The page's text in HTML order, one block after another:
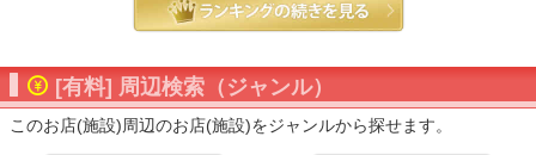
[有料] 周辺検索（ジャンル）
このお店(施設)周辺のお店(施設)をジャンルから探せます。